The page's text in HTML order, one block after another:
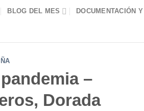
BLOG DEL MES DOCUMENTACIÓN
–
Dorada